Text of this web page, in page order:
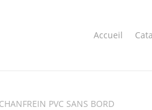
Accueil
CHANFREIN PVC SANS BORD